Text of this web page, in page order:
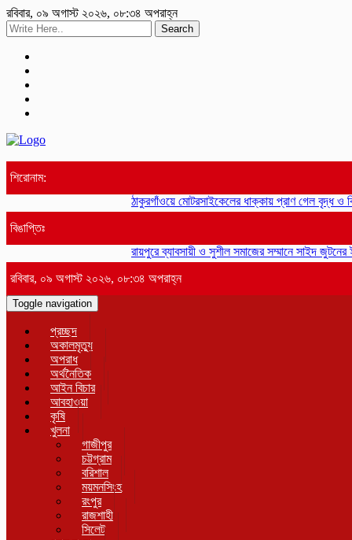
রবিবার, ০৯ অগাস্ট ২০২৬, ০৮:৩৪ অপরাহ্ন
Search
শিরোনাম:
ঠাকুরগাঁওয়ে মোটরসাইকেলের ধাক্কায় প্রাণ গেল বৃদ্ধ ও
বিঙাপ্তিঃ
রায়পুরে ব্যাবসায়ী ও সুশীল সমাজের সম্মানে সাইদ জুটনের
রবিবার, ০৯ অগাস্ট ২০২৬, ০৮:৩৪ অপরাহ্ন
Toggle navigation
প্রচ্ছদ
অকালমৃত্যু
অপরাধ
অর্থনৈতিক
আইন বিচার
আবহাওয়া
কৃষি
খুলনা
গাজীপুর
চট্টগ্রাম
বরিশাল
ময়মনসিংহ
রংপুর
রাজশাহী
সিলেট